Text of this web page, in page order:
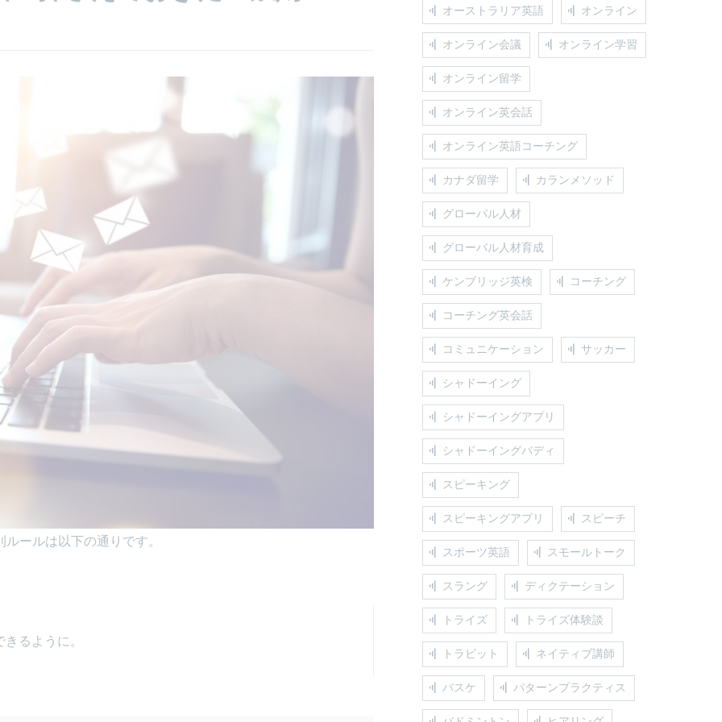
ールは以下の通りです。
るように。
オーストラリア英語 オンライン
オンライン会議 オンライン学習
オンライン留学
オンライン英会話
オンライン英語コーチング
カナダ留学 カランメソッド
グローバル人材
グローバル人材育成
ケンブリッジ英検 コーチング
コーチング英会話
コミュニケーション サッカー
シャドーイング
シャドーイングアプリ
シャドーイングバディ
スピーキング
スピーキングアプリ スピーチ
スポーツ英語 スモールトーク
スラング ディクテーション
トライズ トライズ体験談
トラビット ネイティブ講師
バスケ パターンプラクティス